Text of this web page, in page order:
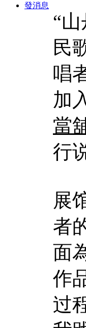
發消息
“
民
唱
加
當
行
展
者
面
作
过